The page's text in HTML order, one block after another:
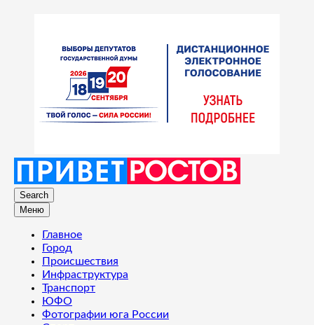
Search
Меню
Главное
Город
Происшествия
Инфраструктура
Транспорт
ЮФО
Фотографии юга России